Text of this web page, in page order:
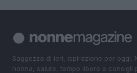
Saggezza di ieri, ispirazione per oggi.
nonna, salute, tempo libero e consigli